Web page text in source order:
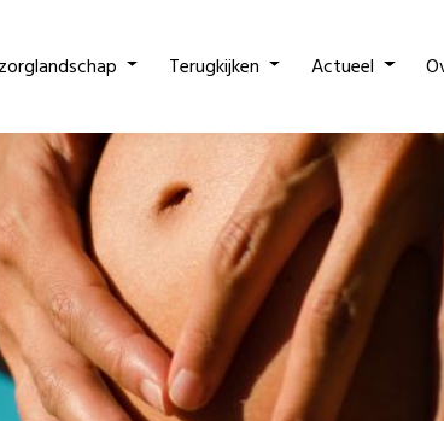
Terugkijken Actueel